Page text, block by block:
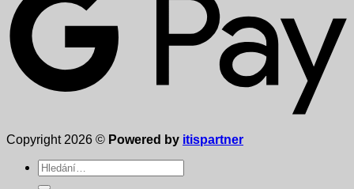
Copyright 2026 © Powered by itispartner
Hledat: